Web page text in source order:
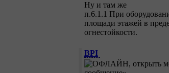
Ну и там же
п.6.1.1 При
площади этажей в
огнестойкости.
BPI